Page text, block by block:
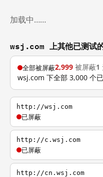
加载中……
wsj.com 上其他已测试
全部被屏蔽2,999 被屏蔽1
wsj.com 下全部 3,000 个
http://wsj.com
已屏蔽
http://c.wsj.com
已屏蔽
http://cn.wsj.com